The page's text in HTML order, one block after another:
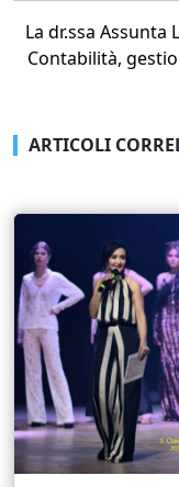
La dr.ssa Assunta
Contabilità,
ARTICOLI